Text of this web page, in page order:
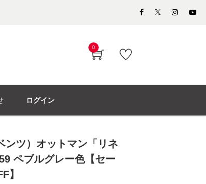
0
ログイン
ンツ）オットマン「リネ
ペブルグレー色【セー
】